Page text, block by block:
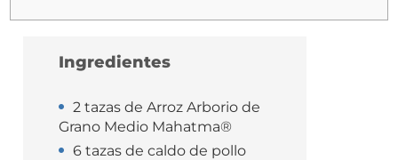
Ingredientes
2 tazas de Arroz Arborio de
Grano Medio Mahatma®
6 tazas de caldo de pollo